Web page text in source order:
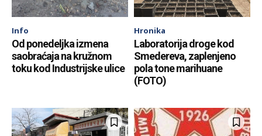
Info
Od ponedeljka izmena
saobraćaja na kružnom
toku kod Industrijske ulice
Hronika
Laboratorija droge kod
Smedereva, zaplenjeno
pola tone marihuane
(FOTO)